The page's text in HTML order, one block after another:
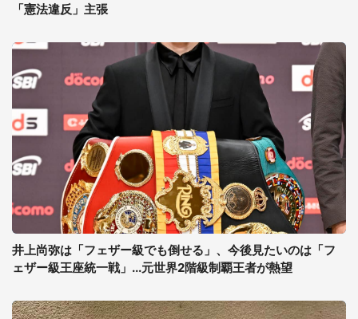
「憲法違反」主張
井上尚弥は「フェザー級でも倒せる」、今後見たいのは「フ
ェザー級王座統一戦」...元世界2階級制覇王者が熱望